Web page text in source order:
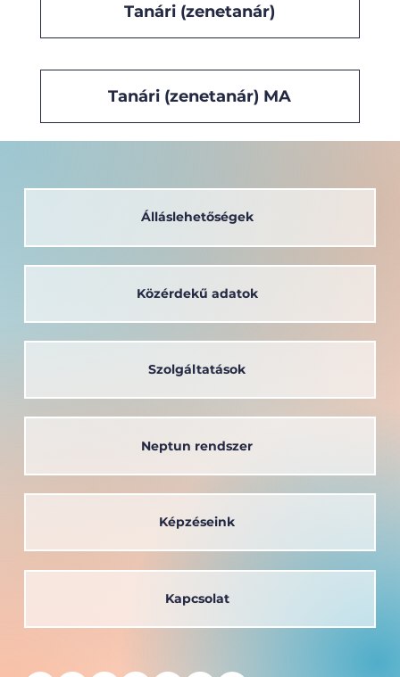
Tanári (zenetanár)
Tanári (zenetanár) MA
Álláslehetőségek
Neptun rendszer
Szolgáltatások
Kapcsolat
Közérdekű adatok
Képzéseink